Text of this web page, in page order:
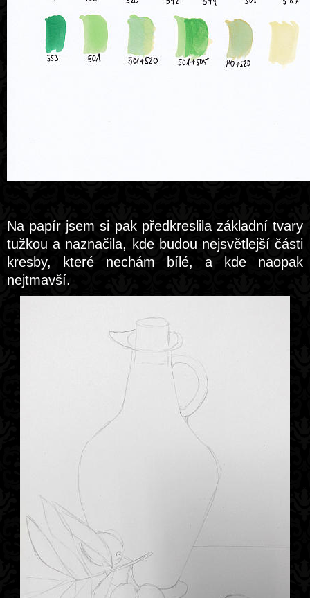
Na papír jsem si pak předkreslila základní tvary
tužkou a naznačila, kde budou nejsvětlejší části
kresby, které nechám bílé, a kde naopak
nejtmavší.